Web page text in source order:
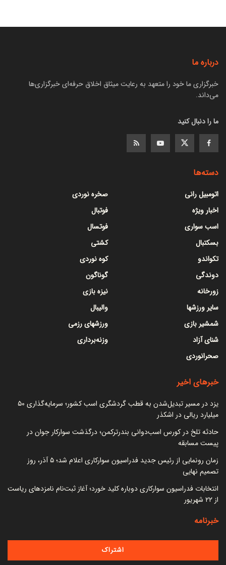
درباره ما
خبرگزاری ما خود را متعهد به رعایت میثاق اخلاق حرفه‌ای خبرگزاری‌ها
می‌داند.
ما را دنبال کنید
دسته‌ها
اتومبیل رانی
اخبار ویژه
اسب سواری
بسکتبال
تکواندو
دوندگی
زورخانه
سایر ورزشها
شمشیر بازی
شنای آزاد
صحرانوردی
صخره نوردی
فوتبال
فوتسال
کشتی
کوه نوردی
گوناگون
نیزه بازی
والیبال
ورزشهای رزمی
وزنه‌برداری
خبرهای اخیر
یزد در مسیر تبدیل‌شدن به قطب گردشگری اسب کشور؛ سرمایه‌گذاری ۵۰
میلیارد ریالی در اشکذر
حادثه تلخ در کورس اسب‌دوانی بندرترکمن؛ درگذشت سوارکار جوان در
پیست مسابقه
زمان رونمایی از رئیس جدید فدراسیون سوارکاری اعلام شد؛ ۵ آذر، روز
تصمیم نهایی
انتخابات فدراسیون سوارکاری دوباره کلید خورد؛ آغاز ثبت‌نام نامزدهای ریاست
از ۲۲ شهریور
خبرنامه